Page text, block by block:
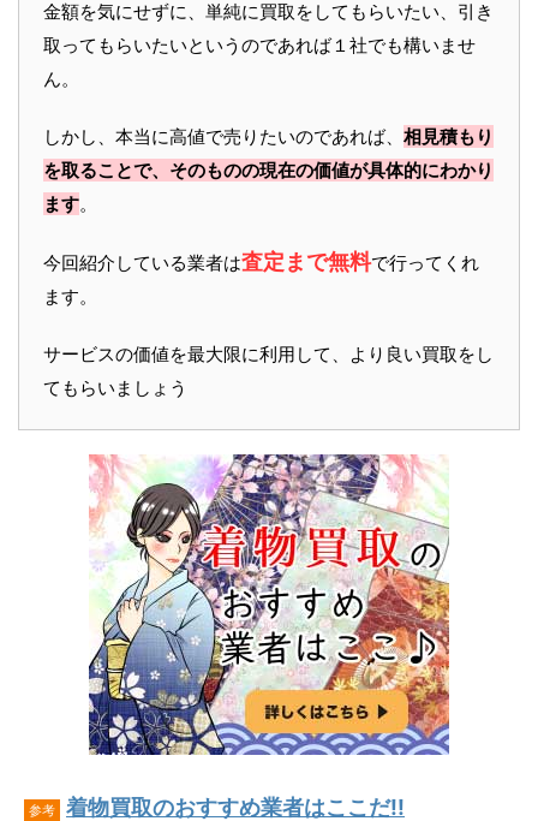
金額を気にせずに、単純に買取をしてもらいたい、引き
取ってもらいたいというのであれば１社でも構いませ
ん。
しかし、本当に高値で売りたいのであれば、 相見積もり
を取ることで、そのものの現在の価値が具体的にわかり
ます。
今回紹介している業者は査定まで無料で行ってくれ
ます。
サービスの価値を最大限に利用して、より良い買取をし
てもらいましょう
参考 着物買取のおすすめ業者はここだ!!